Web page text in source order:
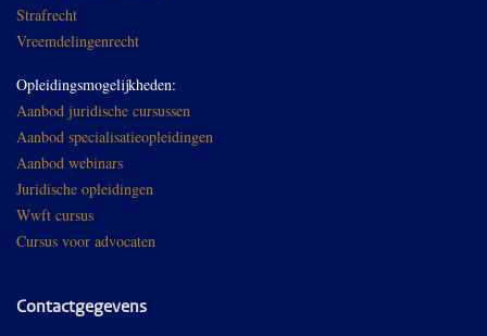
Strafrecht
Vreemdelingenrecht
Opleidingsmogelijkheden:
Aanbod juridische cursussen
Aanbod specialisatieopleidingen
Aanbod webinars
Juridische opleidingen
Wwft cursus
Cursus voor advocaten
Contactgegevens